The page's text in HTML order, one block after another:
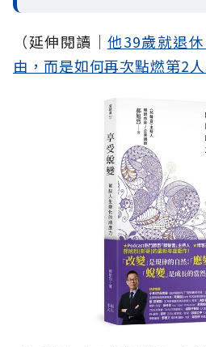
（延伸閱讀│ 他39歲就退
由，而是如何再次點燃第2